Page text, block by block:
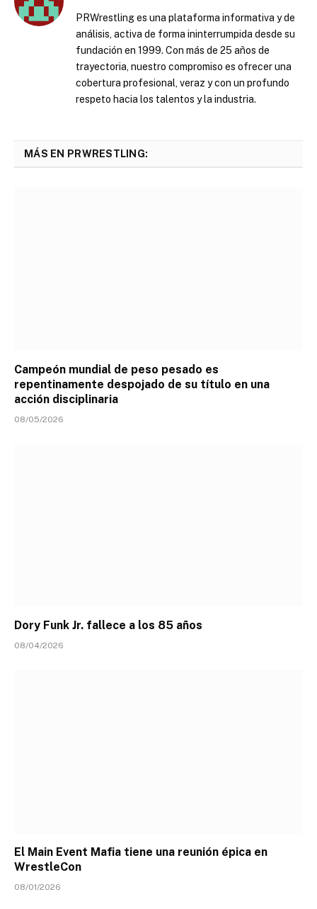
PRWrestling es una plataforma informativa y de
análisis, activa de forma ininterrumpida desde su
fundación en 1999. Con más de 25 años de
trayectoria, nuestro compromiso es ofrecer una
cobertura profesional, veraz y con un profundo
respeto hacia los talentos y la industria.
MÁS EN PRWRESTLING:
Campeón mundial de peso pesado es
repentinamente despojado de su título en una
acción disciplinaria
08/05/2026
Dory Funk Jr. fallece a los 85 años
08/04/2026
El Main Event Mafia tiene una reunión épica en
WrestleCon
08/01/2026